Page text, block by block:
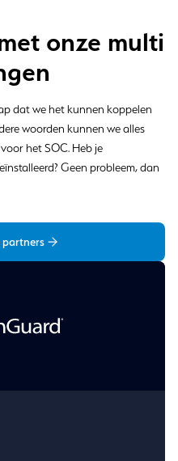
onze multi
dat we het kunnen koppelen
woorden kunnen we alles
het SOC. Heb je
Geen probleem, dan
partners